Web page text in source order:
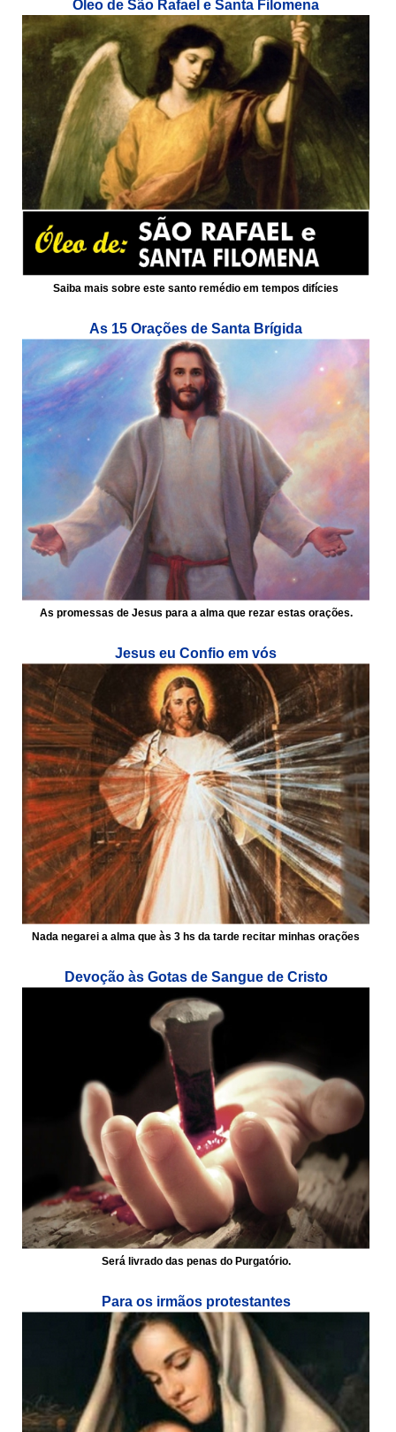
Óleo de São Rafael e Santa Filomena
Saiba mais sobre este santo remédio em tempos difícies
As 15 Orações de Santa Brígida
As promessas de Jesus para a alma que rezar estas orações.
Jesus eu Confio em vós
Nada negarei a alma que às 3 hs da tarde recitar minhas orações
Devoção às Gotas de Sangue de Cristo
Será livrado das penas do Purgatório.
Para os irmãos protestantes